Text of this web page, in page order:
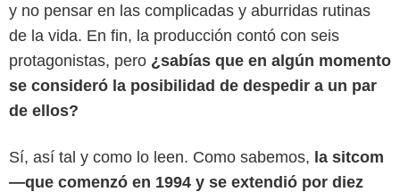
y no pensar en las complicadas y aburridas rutinas
de la vida. En fin, la producción contó con seis
protagonistas, pero ¿sabías que en algún momento
se consideró la posibilidad de despedir a un par
de ellos?
Sí, así tal y como lo leen. Como sabemos, la sitcom
—que comenzó en 1994 y se extendió por diez